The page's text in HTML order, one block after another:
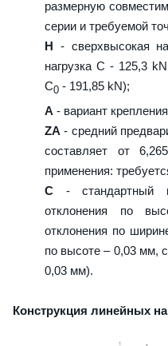
размерную
серии и требуемой
H - сверхвысокая
нагрузка C - 125,3
С0 - 191,85 kN);
A - вариант
ZA - средний
составляет от
применения:
C - стандартный
отклонения по
отклонения по
по высоте – 0,03 мм,
0,03 мм).
Конструкция линейных